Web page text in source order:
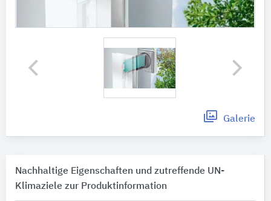
Galerie
Nachhaltige Eigenschaften und zutreffende UN-
Klimaziele zur Produktinformation